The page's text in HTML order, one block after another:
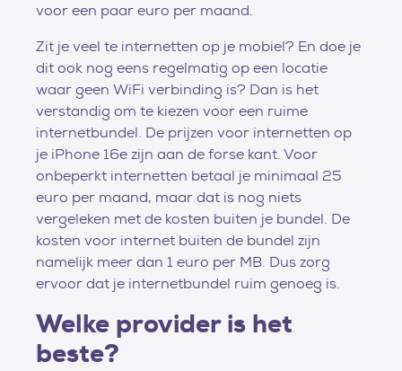
voor een paar euro per maand.
Zit je veel te internetten op je mobiel? En doe je
dit ook nog eens regelmatig op een locatie
waar geen WiFi verbinding is? Dan is het
verstandig om te kiezen voor een ruime
internetbundel. De prijzen voor internetten op
je iPhone 16e zijn aan de forse kant. Voor
onbeperkt internetten betaal je minimaal 25
euro per maand, maar dat is nog niets
vergeleken met de kosten buiten je bundel. De
kosten voor internet buiten de bundel zijn
namelijk meer dan 1 euro per MB. Dus zorg
ervoor dat je internetbundel ruim genoeg is.
Welke provider is het
beste?